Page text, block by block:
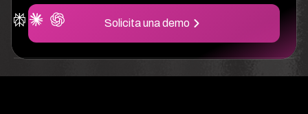
Solicita una demo